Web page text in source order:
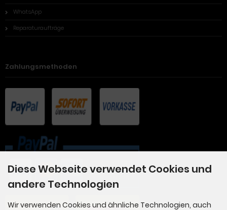
WhatsApp
Reparaturaufträge
Zahlungsmethoden
Diese Webseite verwendet Cookies und
andere Technologien
Wir verwenden Cookies und ähnliche Technologien, auch